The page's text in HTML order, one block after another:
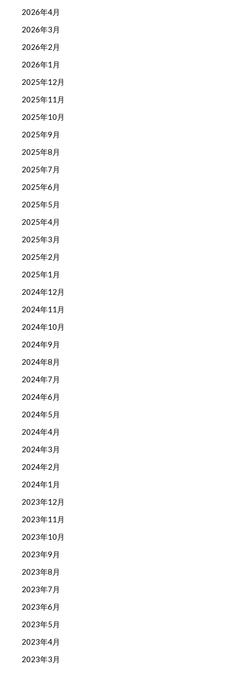
2026年4月
2026年3月
2026年2月
2026年1月
2025年12月
2025年11月
2025年10月
2025年9月
2025年8月
2025年7月
2025年6月
2025年5月
2025年4月
2025年3月
2025年2月
2025年1月
2024年12月
2024年11月
2024年10月
2024年9月
2024年8月
2024年7月
2024年6月
2024年5月
2024年4月
2024年3月
2024年2月
2024年1月
2023年12月
2023年11月
2023年10月
2023年9月
2023年8月
2023年7月
2023年6月
2023年5月
2023年4月
2023年3月